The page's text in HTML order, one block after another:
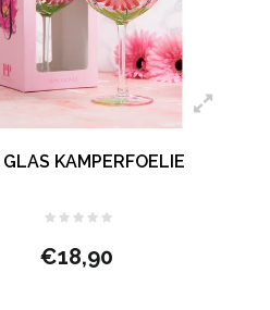
GLAS KAMPERFOELIE
€18,90